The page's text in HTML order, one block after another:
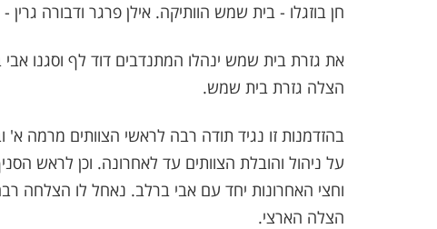
חן בוזגלו - בית שמש הוותיקה. אילן פרגר ודבורה
את גזרת בית שמש ינהלו המתנדבים דוד לף וסגנו אבי
הצלה גזרת בית שמש.
בהזדמנות זו נגיד תודה רבה לראשי הצוותים מרמה א'
על ניהול והובלת הצוותים עד לאחרונה. וכן לראש
וחצי האחרונות יחד עם אבי ברלב. נאחל לו הצלחה
הצלה הארצי.